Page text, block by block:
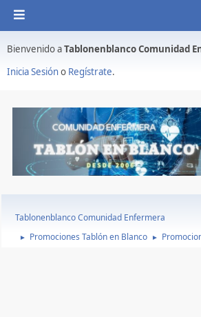
Bienvenido aTablonenblanco Comunidad
Inicia Sesióno Regístrate.
Tablonenblanco Comunidad Enfermera
► Promociones Tablón en Blanco ►